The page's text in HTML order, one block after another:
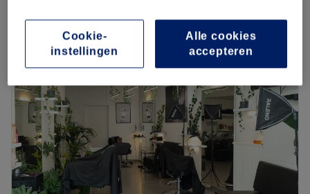
Maandag 08:00–20:00
Dinsdag
08:00–20:00
Woensdag
08:00–20:00
Donderdag
08:00–20:00
Vrijdag
08:00 –20:00
Zaterdag
08:00 –20:00
Zondag
08:00 20:00
Anastasiia Kapsalon, Gent is een salon waar zorg en
comfort centraal staan, met als doel de klanten een
Alle cookies
accepteren
Cookie-
instellingen